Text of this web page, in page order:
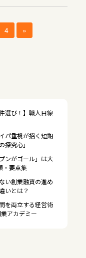
4 »
選び！】職人目線
パ重視が招く短期
探究心」
ンがゴール」は大
・要点集
い創業融資の進め
いとは？
を両立する経営術
アカデミー